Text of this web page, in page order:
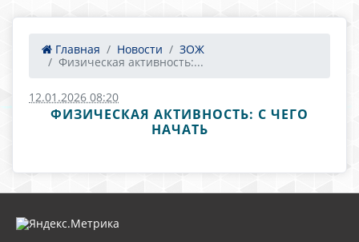
Главная Новости
ЗОЖ
Физическая активность:...
12.01.2026 08:20
ФИЗИЧЕСКАЯ АКТИВНОСТЬ: С ЧЕГО
НАЧАТЬ